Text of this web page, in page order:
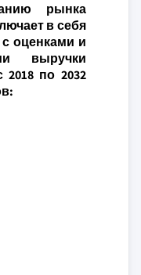
рынка
в себя
оценками и
выручки
по 2032